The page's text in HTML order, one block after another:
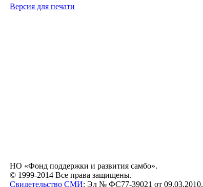
Версия для печати
НО «Фонд поддержки и развития самбо».
© 1999-2014 Все права защищены.
Свидетельство СМИ: Эл № ФС77-39021 от 09.03.2010.